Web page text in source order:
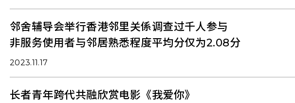
邻舍辅导会举行香港邻里关係调查过千人参与
非服务使用者与邻居熟悉程度平均分仅为2.08分
2023.11.17
长者青年跨代共融欣赏电影《我爱你》